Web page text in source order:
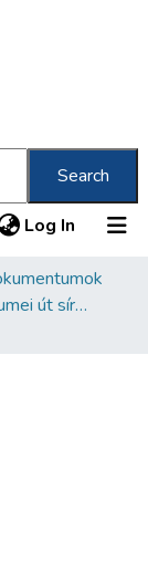
Search
Log In (current)
Budapest VIII Fiumei út sírkert 4. rész